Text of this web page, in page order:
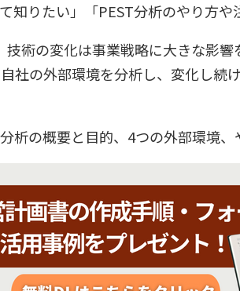
て知りたい」「PEST分析のやり方
術の変化は事業戦略に大きな影響
社の外部環境を分析し、変化し続
析の概要と目的、4つの外部環境